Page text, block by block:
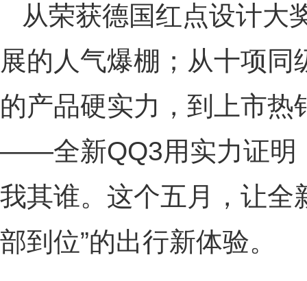
从荣获德国红点设计大
展的人气爆棚；从十项
的产品硬实力，到上市热
——全新QQ3用实力证明
我其谁。这个五月，让全
部到位”的出行新体验。